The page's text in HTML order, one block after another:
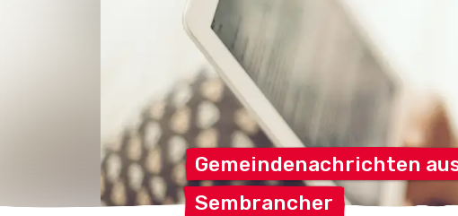
Gemeindenachrichten
Sembrancher